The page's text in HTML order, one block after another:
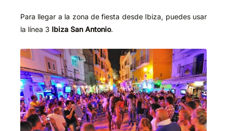
Para llegar a la zona de fiesta desde Ibiza, puedes usar
la línea 3 Ibiza San Antonio.